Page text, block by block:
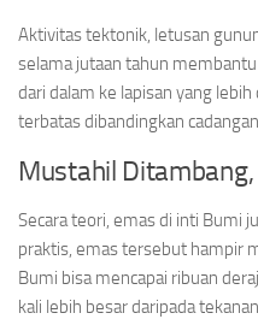
Aktivitas tektonik, letusan
selama jutaan tahun
dari dalam ke lapisan yang
terbatas dibandingkan
Mustahil
Secara teori, emas di inti Bumi
praktis, emas tersebut hampir
Bumi bisa mencapai ribuan
kali lebih besar daripada